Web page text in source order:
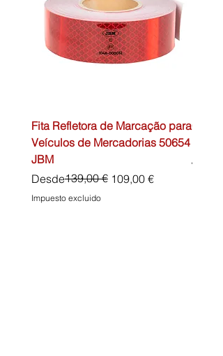
Fita Refletora de Marcação para
Veículos de Mercadorias 50654
JBM
Desde
Precio139,00 € 109,00 €
Precio de oferta
Impuesto excluido
Precio
45,00 €